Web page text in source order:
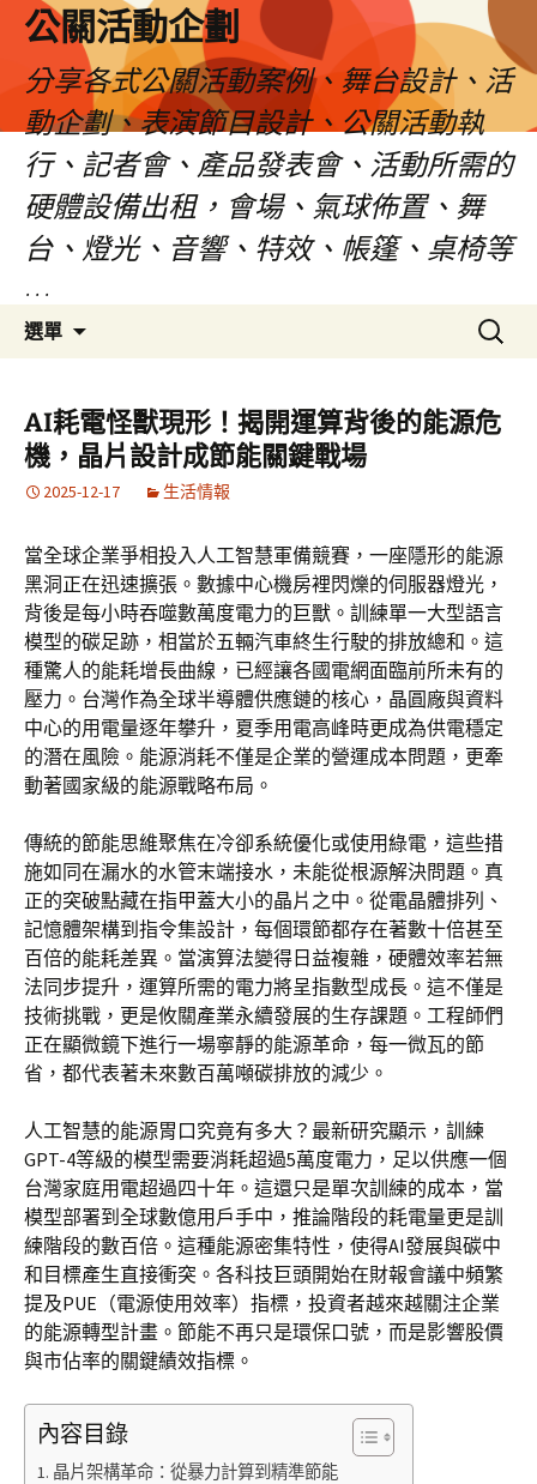
公關活動企劃
分享各式公關活動案例、舞台設計、活
動企劃、表演節目設計、公關活動執
行、記者會、產品發表會、活動所需的
硬體設備出租，會場、氣球佈置、舞
台、燈光、音響、特效、帳篷、桌椅等
…
選單
要
內
容
搜
尋
鍵
字:
AI耗電怪獸現形！揭開運算背後的能源危
機，晶片設計成節能關鍵戰場
2025-12-17 生活情報
當全球企業爭相投入人工智慧軍備競賽，一座隱形的能源
黑洞正在迅速擴張。數據中心機房裡閃爍的伺服器燈光，
背後是每小時吞噬數萬度電力的巨獸。訓練單一大型語言
模型的碳足跡，相當於五輛汽車終生行駛的排放總和。這
種驚人的能耗增長曲線，已經讓各國電網面臨前所未有的
壓力。台灣作為全球半導體供應鏈的核心，晶圓廠與資料
中心的用電量逐年攀升，夏季用電高峰時更成為供電穩定
的潛在風險。能源消耗不僅是企業的營運成本問題，更牽
動著國家級的能源戰略布局。
傳統的節能思維聚焦在冷卻系統優化或使用綠電，這些措
施如同在漏水的水管末端接水，未能從根源解決問題。真
正的突破點藏在指甲蓋大小的晶片之中。從電晶體排列、
記憶體架構到指令集設計，每個環節都存在著數十倍甚至
百倍的能耗差異。當演算法變得日益複雜，硬體效率若無
法同步提升，運算所需的電力將呈指數型成長。這不僅是
技術挑戰，更是攸關產業永續發展的生存課題。工程師們
正在顯微鏡下進行一場寧靜的能源革命，每一微瓦的節
省，都代表著未來數百萬噸碳排放的減少。
人工智慧的能源胃口究竟有多大？最新研究顯示，訓練
GPT-4等級的模型需要消耗超過5萬度電力，足以供應一個
台灣家庭用電超過四十年。這還只是單次訓練的成本，當
模型部署到全球數億用戶手中，推論階段的耗電量更是訓
練階段的數百倍。這種能源密集特性，使得AI發展與碳中
和目標產生直接衝突。各科技巨頭開始在財報會議中頻繁
提及PUE（電源使用效率）指標，投資者越來越關注企業
的能源轉型計畫。節能不再只是環保口號，而是影響股價
與市佔率的關鍵績效指標。
內容目錄
晶片架構革命：從暴力計算到精準節能